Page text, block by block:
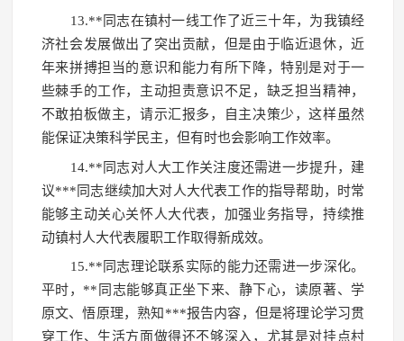
13.**同志在镇村一线工作了近三十年，为我镇经
济社会发展做出了突出贡献，但是由于临近退休，近
年来拼搏担当的意识和能力有所下降，特别是对于一
些棘手的工作，主动担责意识不足，缺乏担当精神，
不敢拍板做主，请示汇报多，自主决策少，这样虽然
能保证决策科学民主，但有时也会影响工作效率。
14.**同志对人大工作关注度还需进一步提升，建
议***同志继续加大对人大代表工作的指导帮助，时常
能够主动关心关怀人大代表，加强业务指导，持续推
动镇村人大代表履职工作取得新成效。
15.**同志理论联系实际的能力还需进一步深化。
平时，**同志能够真正坐下来、静下心，读原著、学
原文、悟原理，熟知***报告内容，但是将理论学习贯
穿工作、生活方面做得还不够深入，尤其是对挂点村